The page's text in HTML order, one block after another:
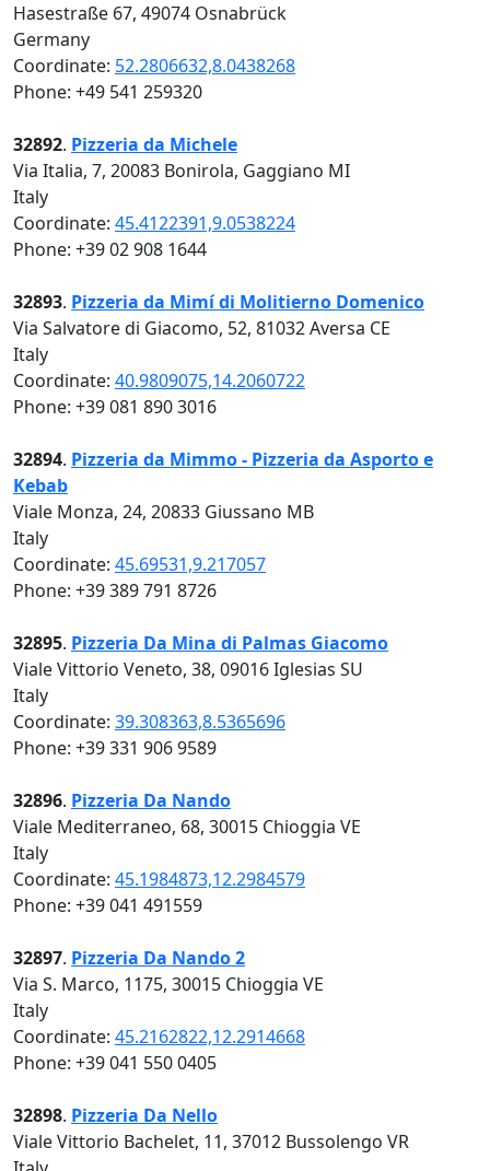
Hasestraße 67, 49074 Osnabrück
Germany
Coordinate: 52.2806632,8.0438268
Phone: +49 541 259320
32892. Pizzeria da Michele
Via Italia, 7, 20083 Bonirola, Gaggiano MI
Italy
Coordinate: 45.4122391,9.0538224
Phone: +39 02 908 1644
32893. Pizzeria da Mimí di Molitierno Domenico
Via Salvatore di Giacomo, 52, 81032 Aversa CE
Italy
Coordinate: 40.9809075,14.2060722
Phone: +39 081 890 3016
32894. Pizzeria da Mimmo - Pizzeria da Asporto e
Kebab
Viale Monza, 24, 20833 Giussano MB
Italy
Coordinate: 45.69531,9.217057
Phone: +39 389 791 8726
32895. Pizzeria Da Mina di Palmas Giacomo
Viale Vittorio Veneto, 38, 09016 Iglesias SU
Italy
Coordinate: 39.308363,8.5365696
Phone: +39 331 906 9589
32896. Pizzeria Da Nando
Viale Mediterraneo, 68, 30015 Chioggia VE
Italy
Coordinate: 45.1984873,12.2984579
Phone: +39 041 491559
32897. Pizzeria Da Nando 2
Via S. Marco, 1175, 30015 Chioggia VE
Italy
Coordinate: 45.2162822,12.2914668
Phone: +39 041 550 0405
32898. Pizzeria Da Nello
Viale Vittorio Bachelet, 11, 37012 Bussolengo VR